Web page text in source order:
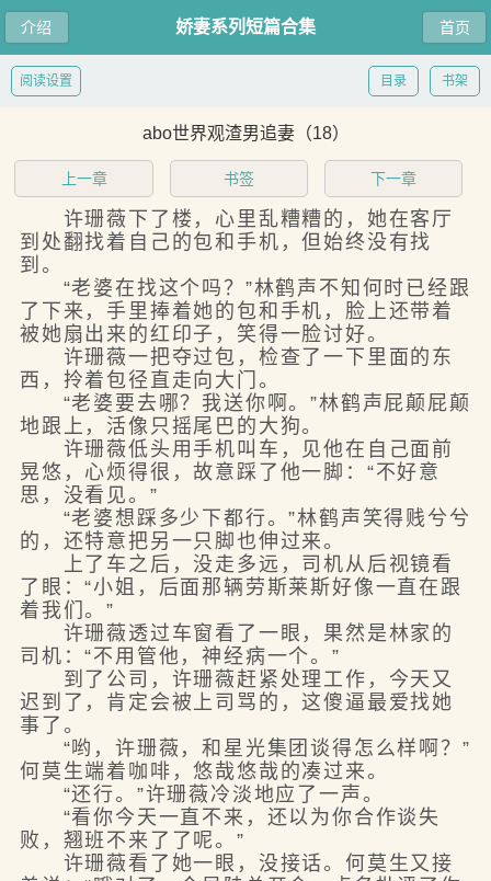
介绍 首页
娇妻系列短篇合集
书架
目录
阅读设置
abo世界观渣男追妻（18）
上一章 书签 下一章
许珊薇下了楼，心里乱糟糟的，她在客厅
到处翻找着自己的包和手机，但始终没有找
到。
“老婆在找这个吗？”林鹤声不知何时已经跟
了下来，手里捧着她的包和手机，脸上还带着
被她扇出来的红印子，笑得一脸讨好。
许珊薇一把夺过包，检查了一下里面的东
西，拎着包径直走向大门。
“老婆要去哪？我送你啊。”林鹤声屁颠屁颠
地跟上，活像只摇尾巴的大狗。
许珊薇低头用手机叫车，见他在自己面前
晃悠，心烦得很，故意踩了他一脚：“不好意
思，没看见。”
“老婆想踩多少下都行。”林鹤声笑得贱兮兮
的，还特意把另一只脚也伸过来。
上了车之后，没走多远，司机从后视镜看
了眼：“小姐，后面那辆劳斯莱斯好像一直在跟
着我们。”
许珊薇透过车窗看了一眼，果然是林家的
司机：“不用管他，神经病一个。”
到了公司，许珊薇赶紧处理工作，今天又
迟到了，肯定会被上司骂的，这傻逼最爱找她
事了。
“哟，许珊薇，和星光集团谈得怎么样啊？”
何莫生端着咖啡，悠哉悠哉的凑过来。
“还行。”许珊薇冷淡地应了一声。
“看你今天一直不来，还以为你合作谈失
败，翘班不来了了呢。”
许珊薇看了她一眼，没接话。何莫生又接